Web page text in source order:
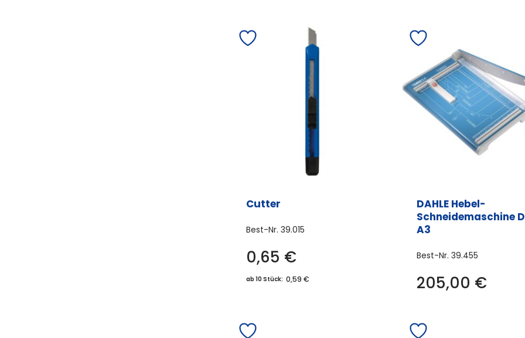
Die
auf
der
Cutter
Best-Nr.39.015
0,65 €
ab 10 Stück: 0,59 €
DAHLE Hebel-
Schneidemaschine
A3
Best-Nr. 39.455
205,00 €